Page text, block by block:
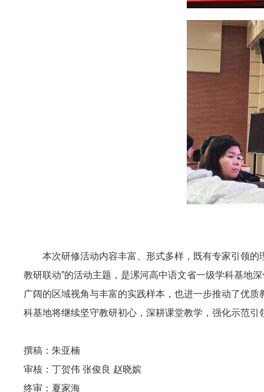
本次研修活动内容丰富、形式多样，既有专家引领
教研联动”的活动主题，是漯河高中语文省一级学科基地
广阔的区域视角与丰富的实践样本，也进一步推动了优质
科基地将继续坚守教研初心，深耕课堂教学，强化示范
撰稿：朱亚楠
审核：丁贺伟 张俊良 赵晓嫔
终审：夏家海